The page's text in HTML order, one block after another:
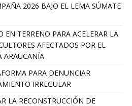
2026 BAJO EL LEMA SÚMATE
EN TERRENO PARA ACELERAR LA
AFECTADOS POR EL
ARAUCANÍA
PARA DENUNCIAR
IRREGULAR
LA RECONSTRUCCIÓN DE